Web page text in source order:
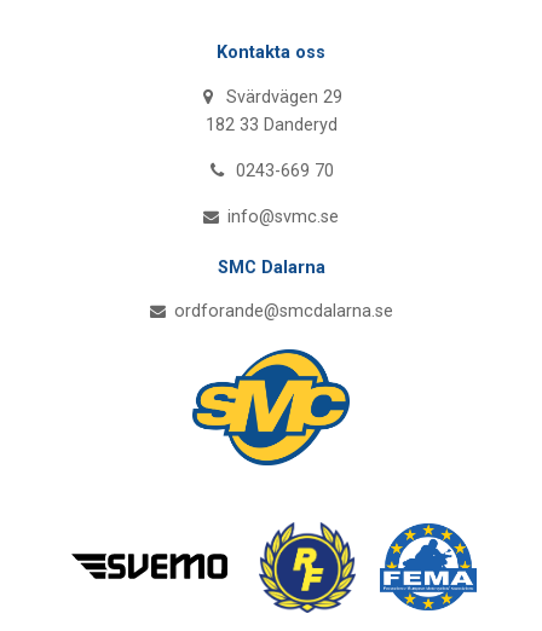
Kontakta oss
Svärdvägen 29
182 33 Danderyd
0243-669 70
info@svmc.se
SMC Dalarna
ordforande@smcdalarna.se